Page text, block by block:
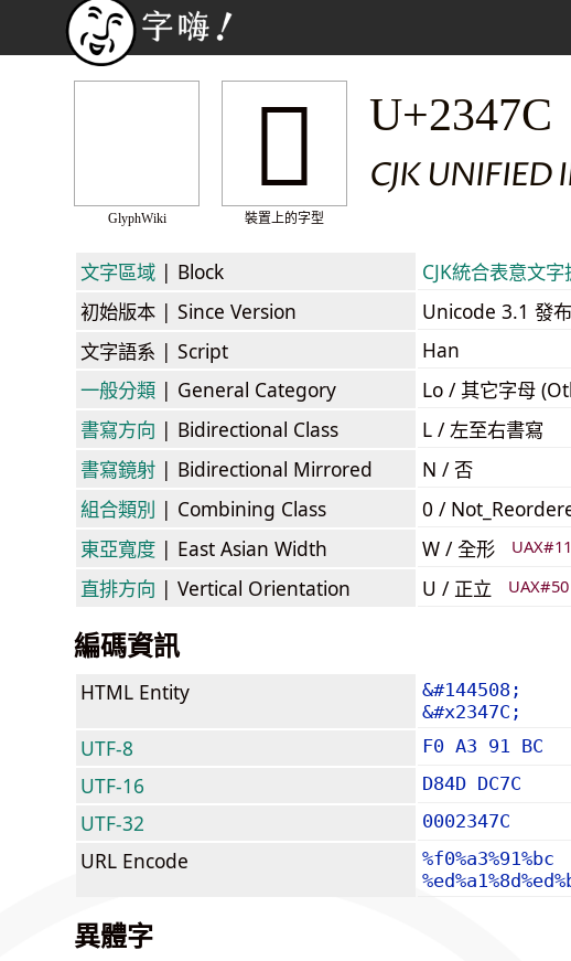
GlyphWiki
𣑼
裝置上的字型
U+2347C
CJK UNIFIED
文字區域 | Block CJK統合表意文
初始版本 | Since Version
Unicode 3.1 發
文字語系 | Script
Han
一般分類 | General Category
Lo / 其它字母
書寫方向 | Bidirectional Class
L / 左至右書寫
書寫鏡射 | Bidirectional Mirrored
N / 否
組合類別 | Combining Class
0 /
東亞寬度 | East Asian Width W / 全形 UAX#11
直排方向 | Vertical Orientation U / 正立 UAX#50
編碼資訊
HTML Entity
&#144508;
&#x2347C;
UTF-8 F0 A3 91 BC
UTF-16 D84D DC7C
UTF-32 0002347C
URL Encode
%f0%a3%91%bc
異體字